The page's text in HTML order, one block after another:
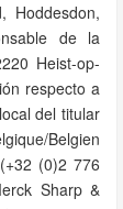
Hoddesdon,
de la
Heist-op-
respecto a
del titular
Belgien
(0)2 776
Sharp &